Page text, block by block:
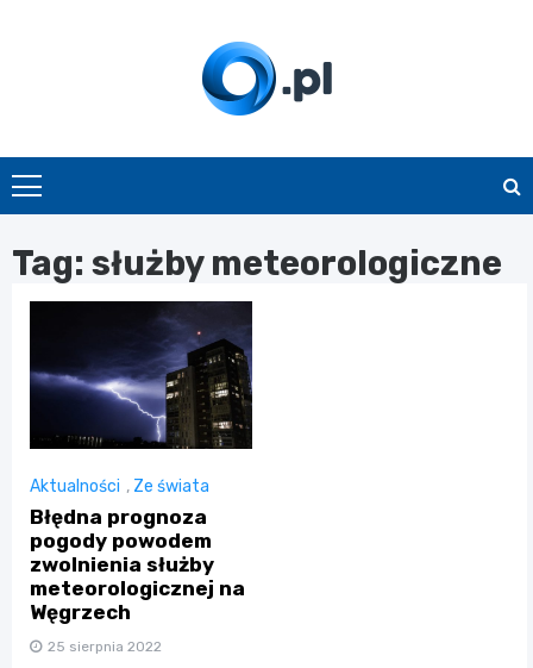
O.pl
Tag: służby meteorologiczne
Aktualności , Ze świata
Błędna prognoza
pogody powodem
zwolnienia służby
meteorologicznej na
Węgrzech
25 sierpnia 2022